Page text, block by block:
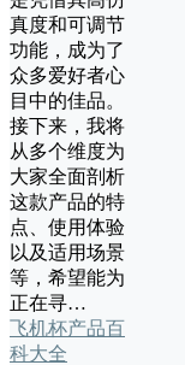
真度和可调节
功能，成为了
众多爱好者心
目中的佳品。
接下来，我将
从多个维度为
大家全面剖析
这款产品的特
点、使用体验
以及适用场景
等，希望能为
正在寻…
飞机杯产品百
科大全